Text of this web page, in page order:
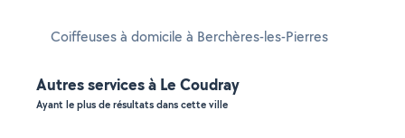
Coiffeuses à domicile à Berchères-les-Pierres
Autres services à Le Coudray
Ayant le plus de résultats dans cette ville